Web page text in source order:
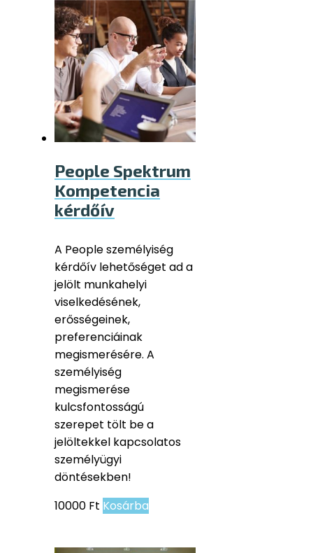
People Spektrum
Kompetencia
kérdőív
A People személyiség
kérdőív lehetőséget ad a
jelölt munkahelyi
viselkedésének,
erősségeinek,
preferenciáinak
megismerésére. A
személyiség
megismerése
kulcsfontosságú
szerepet tölt be a
jelöltekkel kapcsolatos
személyügyi
döntésekben!
10000 Ft Kosárba